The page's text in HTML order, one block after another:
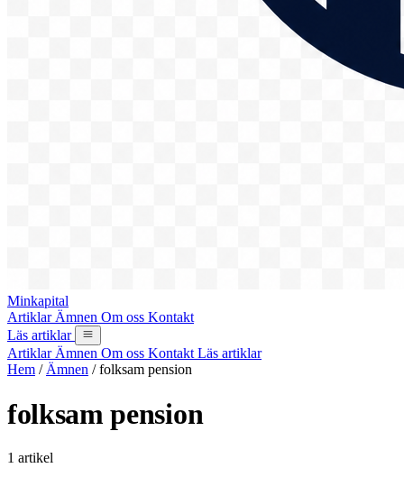
Minkapital
Artiklar Ämnen Om oss Kontakt
Läs artiklar
Artiklar Ämnen Om oss Kontakt Läs artiklar
Hem / Ämnen / folksam pension
folksam pension
1 artikel